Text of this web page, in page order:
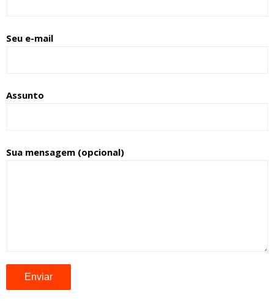
Seu e-mail
Assunto
Sua mensagem (opcional)